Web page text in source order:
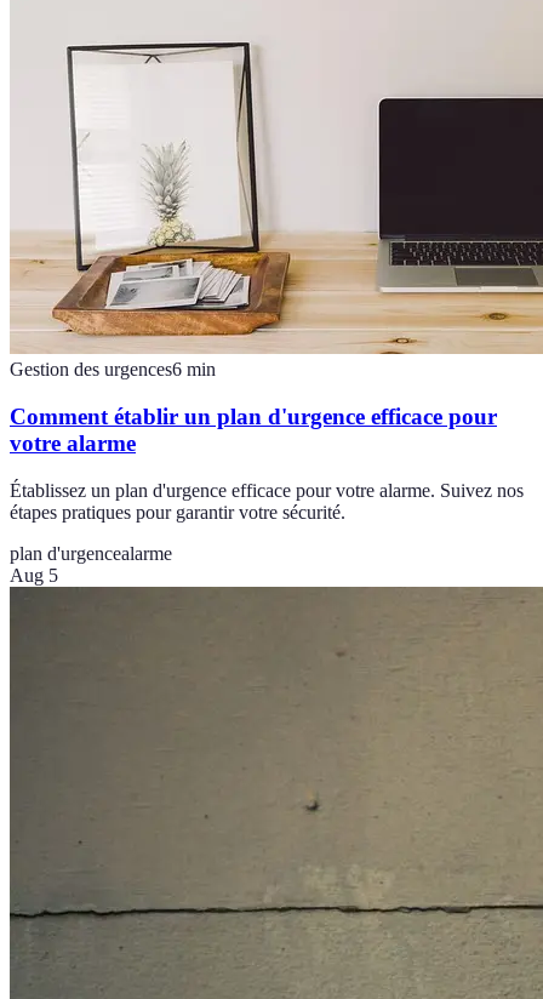
Gestion des urgences6 min
Comment établir un plan d'urgence efficace pour
votre alarme
Établissez un plan d'urgence efficace pour votre alarme. Suivez nos
étapes pratiques pour garantir votre sécurité.
plan d'urgencealarme
Aug 5